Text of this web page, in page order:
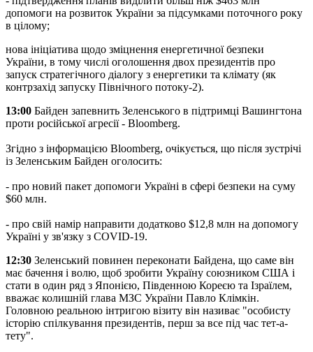
допомоги на розвиток України за підсумками поточного року
в цілому;
нова ініціатива щодо зміцнення енергетичної безпеки
України, в тому числі оголошення двох президентів про
запуск стратегічного діалогу з енергетики та клімату (як
контрзахід запуску Північного потоку-2).
13:00 Байден запевнить Зеленського в підтримці Вашингтона
проти російської агресії - Bloomberg.
Згідно з інформацією Bloomberg, очікується, що після зустрічі
із Зеленським Байден оголосить:
- про новий пакет допомоги Україні в сфері безпеки на суму
$60 млн.
- про свій намір направити додатково $12,8 млн на допомогу
Україні у зв'язку з COVID-19.
12:30 Зеленський повинен переконати Байдена, що саме він
має бачення і волю, щоб зробити Україну союзником США і
стати в один ряд з Японією, Південною Кореєю та Ізраїлем,
вважає колишній глава МЗС України Павло Клімкін.
Головною реальною інтригою візиту він називає "особисту
історію спілкування президентів, перш за все під час тет-а-
тету".